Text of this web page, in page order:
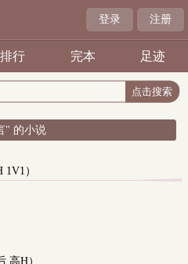
登录 注册
排行 完本 足迹
" 的小说
）
高H）